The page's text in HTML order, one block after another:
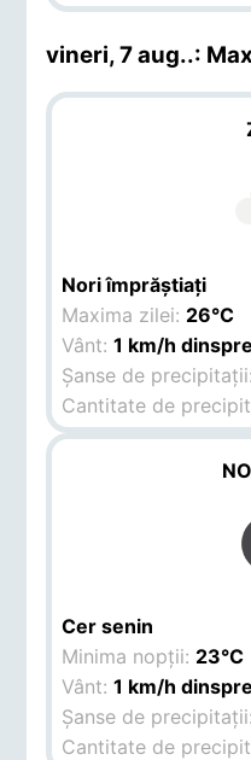
vineri, 7 aug..:
Nori împrăștiați
Maxima zilei: 26°C
Vânt:1 km/h
Șanse de
Cantitate de
Cer senin
Minima nopții: 23°C
Vânt:1 km/h
Șanse de
Cantitate de